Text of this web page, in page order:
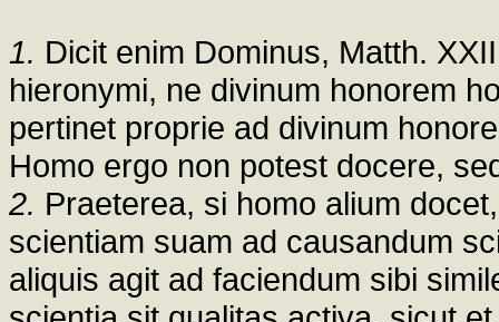
1. Dicit enim Dominus, Matth.
hieronymi, ne divinum honorem
pertinet proprie ad divinum
Homo ergo non potest docere,
2. Praeterea, si homo alium
scientiam suam ad causandum
aliquis agit ad faciendum sibi